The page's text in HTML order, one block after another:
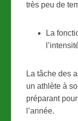
très peu de
La
La tâche des
un athlète à
préparant
l’année.